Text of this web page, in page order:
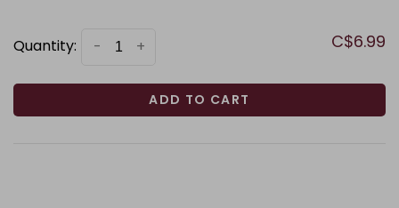
Quantity: +
- C$6.99
ADD TO CART